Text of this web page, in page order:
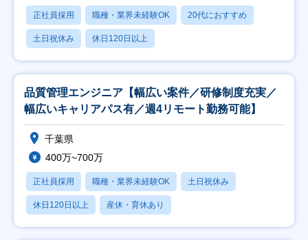
正社員採用 職種・業界未経験OK 20代におすすめ
土日祝休み 休日120日以上
品質管理エンジニア【幅広い案件／研修制度充実／
幅広いキャリアパス有／週4リモート勤務可能】
千葉県
400万~700万
正社員採用 職種・業界未経験OK 土日祝休み
休日120日以上 産休・育休あり